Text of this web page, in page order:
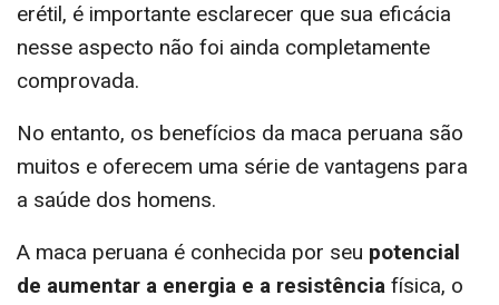
erétil, é importante esclarecer que sua eficácia
nesse aspecto não foi ainda completamente
comprovada.
No entanto, os benefícios da maca peruana são
muitos e oferecem uma série de vantagens para
a saúde dos homens.
A maca peruana é conhecida por seu potencial
de aumentar a energia e a resistência física, o